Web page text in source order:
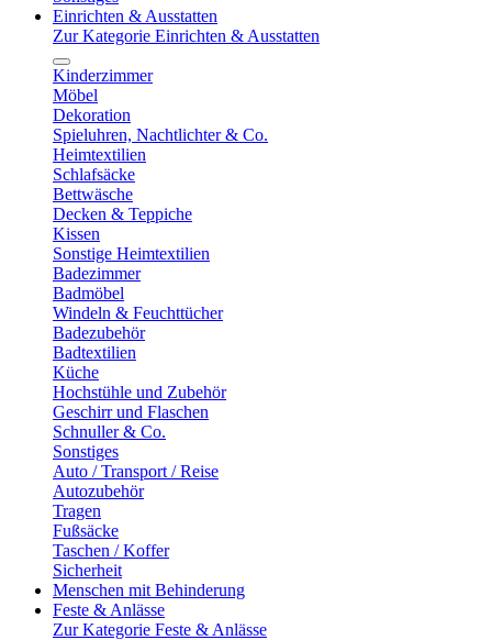
Einrichten & Ausstatten
Zur Kategorie Einrichten & Ausstatten
Kinderzimmer
Möbel
Dekoration
Spieluhren, Nachtlichter & Co.
Heimtextilien
Schlafsäcke
Bettwäsche
Decken & Teppiche
Kissen
Sonstige Heimtextilien
Badezimmer
Badmöbel
Windeln & Feuchttücher
Badezubehör
Badtextilien
Küche
Hochstühle und Zubehör
Geschirr und Flaschen
Schnuller & Co.
Sonstiges
Auto / Transport / Reise
Autozubehör
Tragen
Fußsäcke
Taschen / Koffer
Sicherheit
Menschen mit Behinderung
Feste & Anlässe
Zur Kategorie Feste & Anlässe